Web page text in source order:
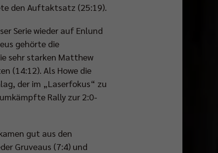
den Auftaktsatz (25:19).
Serie wieder auf Enlund
gehörte die
sehr starken Matthew
(14:12). Als Howe die
der im „Laserfokus“ zu
Rally zur 2:0-
gut aus den
Gruveaus (7:4) und